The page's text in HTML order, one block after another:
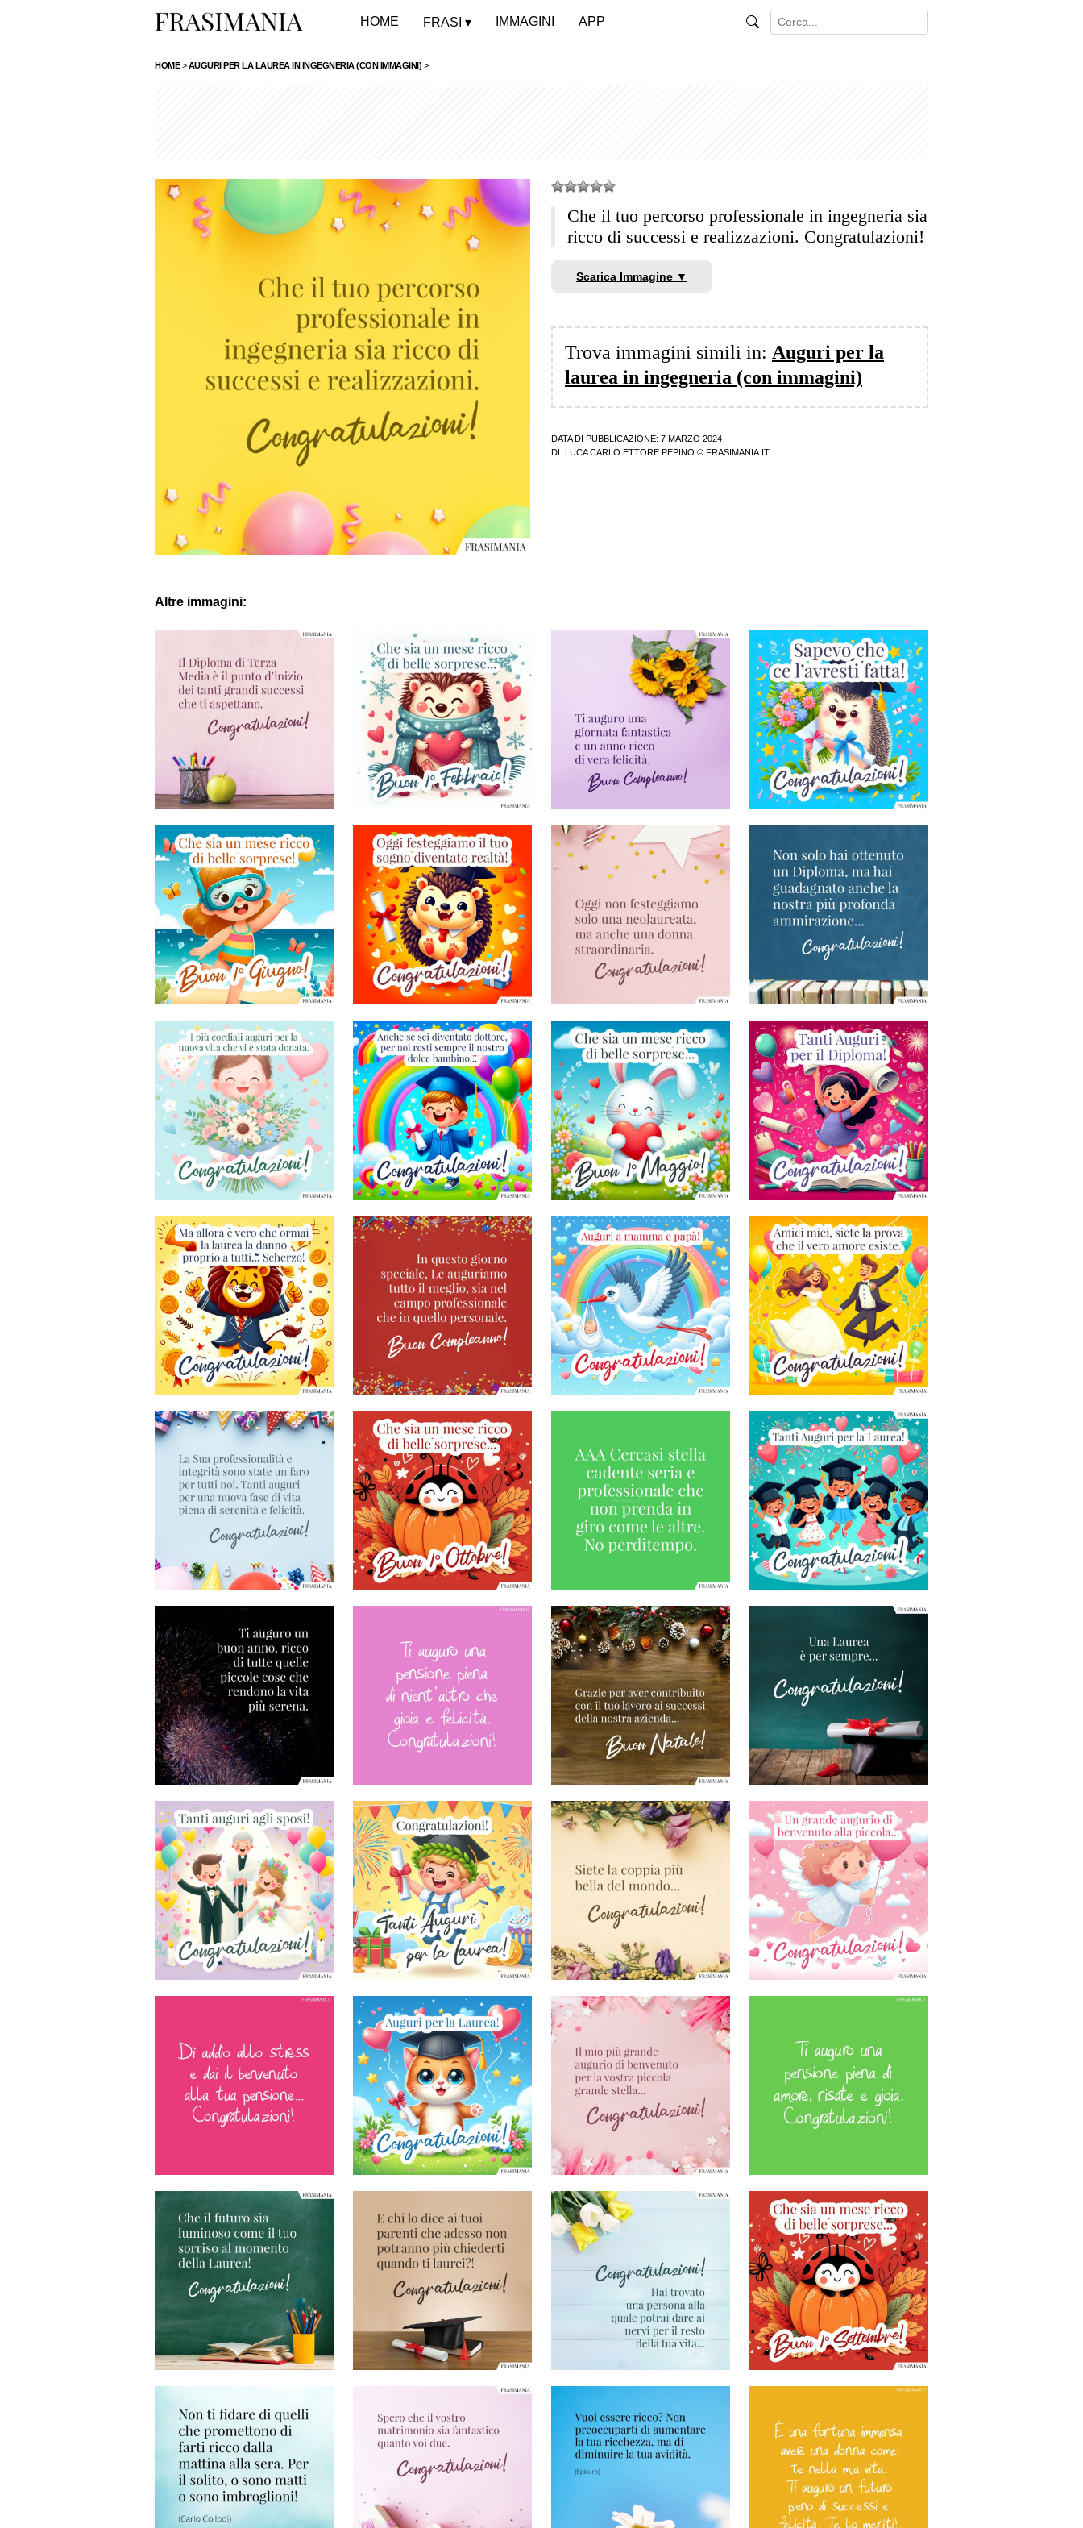
HOME FRASI IMMAGINI APP
HOME>AUGURI PER LA LAUREA IN INGEGNERIA (CON IMMAGINI) >
Che il tuo percorso professionale in ingegneria sia
ricco di successi e realizzazioni. Congratulazioni!
Scarica Immagine ▼
Trova immagini simili in: Auguri per la
laurea in ingegneria (con immagini)
DATA DI PUBBLICAZIONE: 7 MARZO 2024
DI:
LUCA CARLO ETTORE PEPINO © FRASIMANIA.IT
Altre immagini: